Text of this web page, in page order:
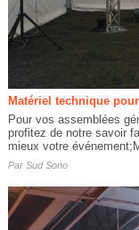
Matériel technique
Pour vos assemblées
profitez de notre savoir
mieux votre
Par Sud Sono